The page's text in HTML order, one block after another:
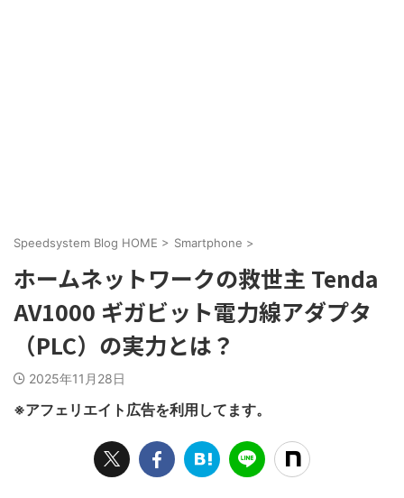
Speedsystem Blog HOME > Smartphone >
ホームネットワークの救世主 Tenda
AV1000 ギガビット電力線アダプタ
（PLC）の実力とは？
2025年11月28日
※アフェリエイト広告を利用してます。